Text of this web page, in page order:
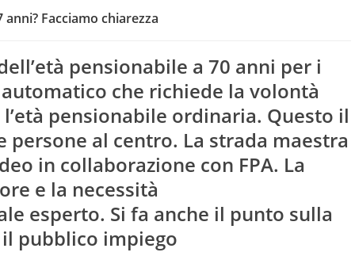
Facciamo chiarezza
pensionabile a 70 anni per i
che richiede la volontà
pensionabile ordinaria. Questo il
al centro. La strada maestra
in collaborazione con FPA. La
e la necessità
esperto. Si fa anche il punto sulla
pubblico impiego
Lavoro Pubblico